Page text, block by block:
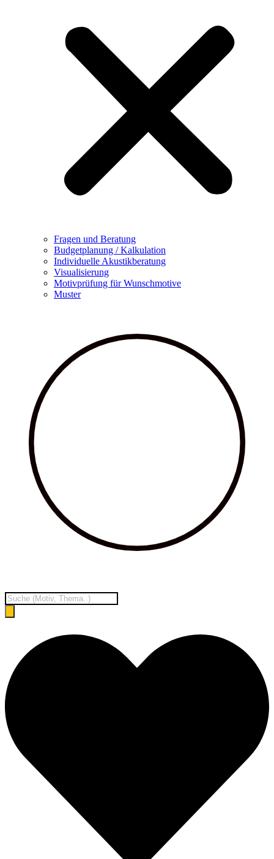
Fragen und Beratung
Budgetplanung / Kalkulation
Individuelle Akustikberatung
Visualisierung
Motivprüfung für Wunschmotive
Muster
Products
search